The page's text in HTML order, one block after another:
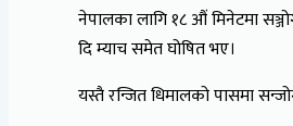
नेपालका लागि १८ औं मिनेटमा
दि म्याच समेत घोषित भए।
यस्तै रन्जित धिमालको पासमा